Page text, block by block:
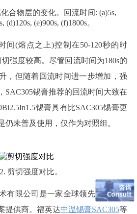
合物层的变化。回流时间: (a)5s,
(d)120s, (e)900s, (f)1800s。
间(熔点之上)控制在50-120秒的时
强度较高。尽管回流时间为180s的
，但随着回流时间进一步增加，强
SAC305锡膏推荐的回流时间大致在
锡膏具有比SAC305锡膏更
仍未普及使用，仅作为对照组。
2. 剪切强度对比。
有限公司是一家全球领先的微电子
提供商。福英达中温锡膏SAC305等